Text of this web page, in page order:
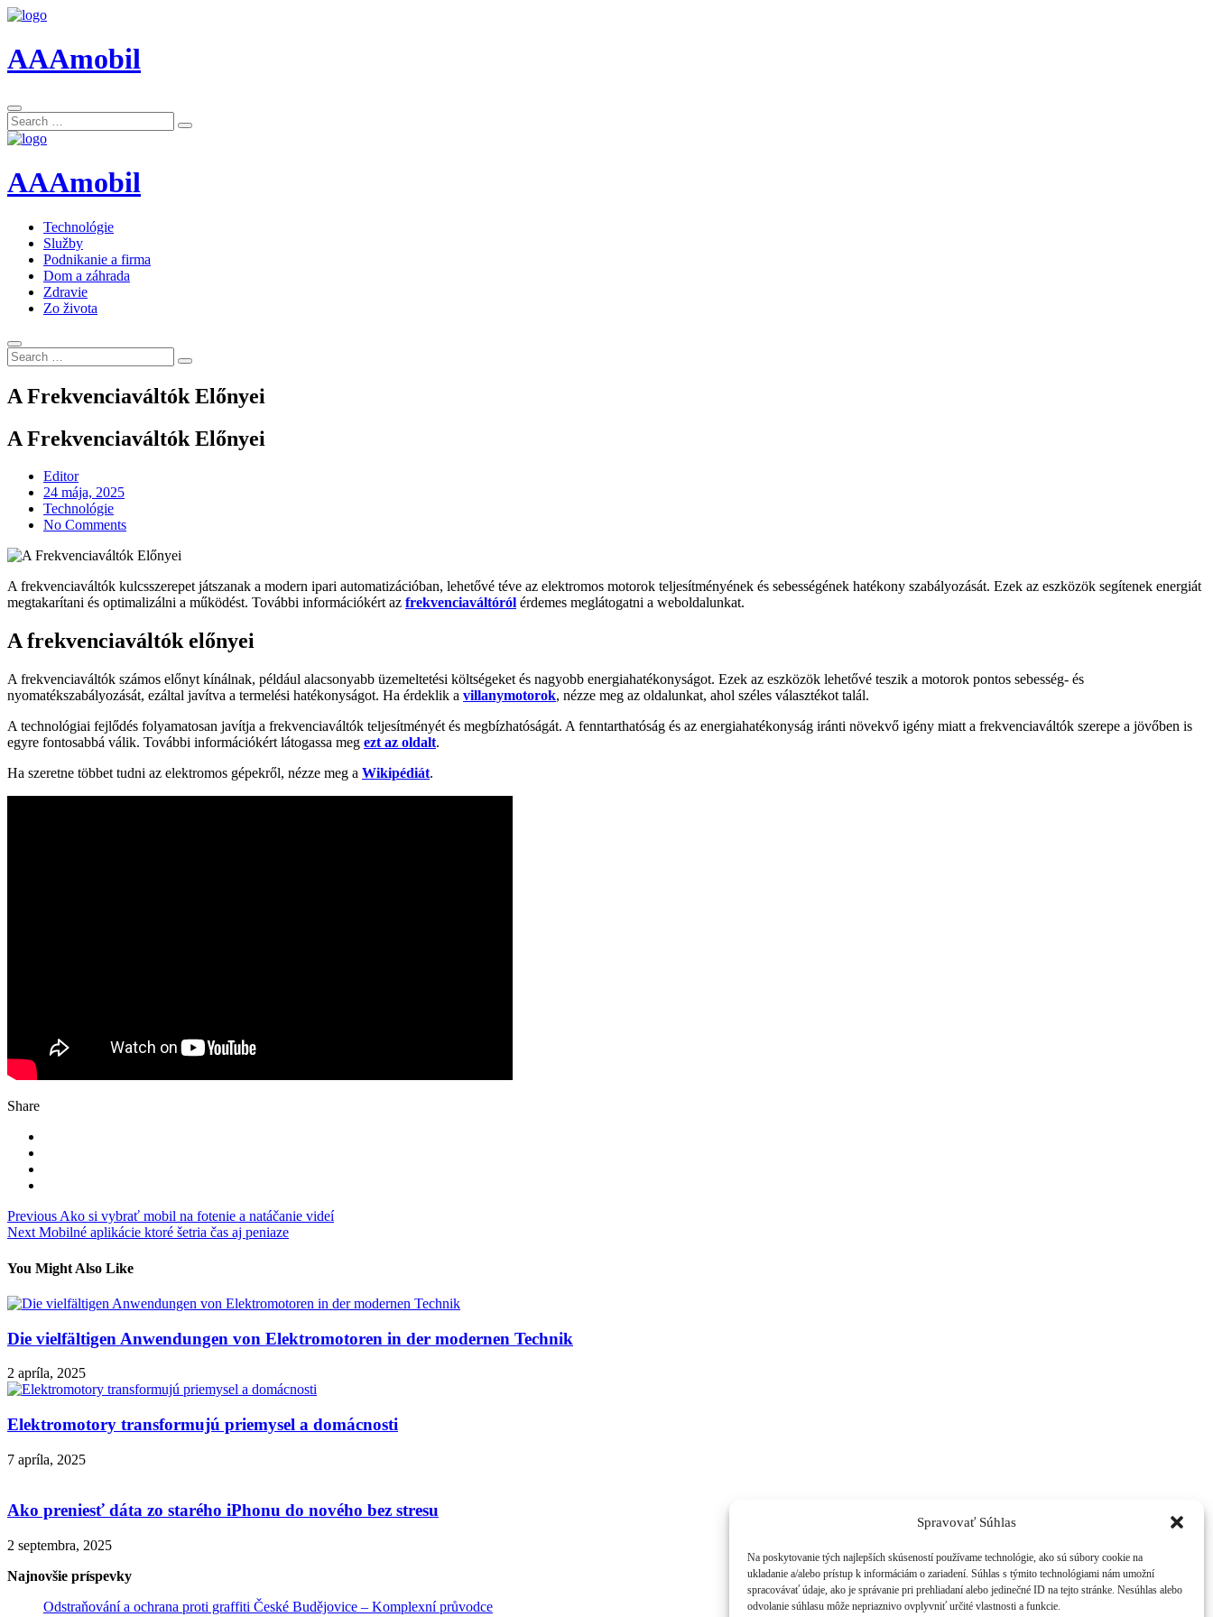
Spravovať Súhlas
Na poskytovanie tých najlepších skúseností používame technológie, ako sú súbory cookie na
ukladanie a/alebo prístup k informáciám o zariadení. Súhlas s týmito technológiami nám umožní
spracovávať údaje, ako je správanie pri prehliadaní alebo jedinečné ID na tejto stránke. Nesúhlas alebo
odvolanie súhlasu môže nepriaznivo ovplyvniť určité vlastnosti a funkcie.
AAAmobil
Search
for:
Search
AAAmobil
Technológie
Služby
Podnikanie a firma
Dom a záhrada
Zdravie
Zo života
Search
for:
Search
A Frekvenciaváltók Előnyei
A Frekvenciaváltók Előnyei
Editor
Posted
on
24 mája, 2025
Technológie
No Comments
A frekvenciaváltók kulcsszerepet játszanak a modern ipari automatizációban, lehetővé téve az elektromos motorok teljesítményének és sebességének hatékony szabályozását. Ezek az eszközök segítenek energiát
megtakarítani és optimalizálni a működést. További információkért az frekvenciaváltóról érdemes meglátogatni a weboldalunkat.
A frekvenciaváltók előnyei
A frekvenciaváltók számos előnyt kínálnak, például alacsonyabb üzemeltetési költségeket és nagyobb energiahatékonyságot. Ezek az eszközök lehetővé teszik a motorok pontos sebesség- és
nyomatékszabályozását, ezáltal javítva a termelési hatékonyságot. Ha érdeklik a villanymotorok, nézze meg az oldalunkat, ahol széles választékot talál.
A technológiai fejlődés folyamatosan javítja a frekvenciaváltók teljesítményét és megbízhatóságát. A fenntarthatóság és az energiahatékonyság iránti növekvő igény miatt a frekvenciaváltók szerepe a jövőben is
egyre fontosabbá válik. További információkért látogassa meg ezt az oldalt.
Ha szeretne többet tudni az elektromos gépekről, nézze meg a Wikipédiát.
Share
Navigácia
v
článku
Previous Ako si vybrať mobil na fotenie a natáčanie videí
Next Mobilné aplikácie ktoré šetria čas aj peniaze
You Might Also Like
Die vielfältigen Anwendungen von Elektromotoren in der modernen Technik
2 apríla, 2025
Elektromotory transformujú priemysel a domácnosti
7 apríla, 2025
Ako preniesť dáta zo starého iPhonu do nového bez stresu
2 septembra, 2025
Najnovšie príspevky
Odstraňování a ochrana proti graffiti České Budějovice – Komplexní průvodce